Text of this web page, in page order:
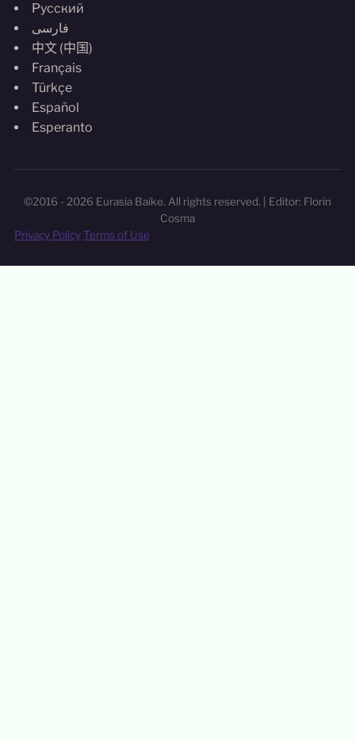
Русский
فارسی
中文 (中国)
Français
Türkçe
Español
Esperanto
©2016 - 2026 Eurasia Baike. All rights reserved. | Editor: Florin
Cosma
Privacy PolicyTerms of Use